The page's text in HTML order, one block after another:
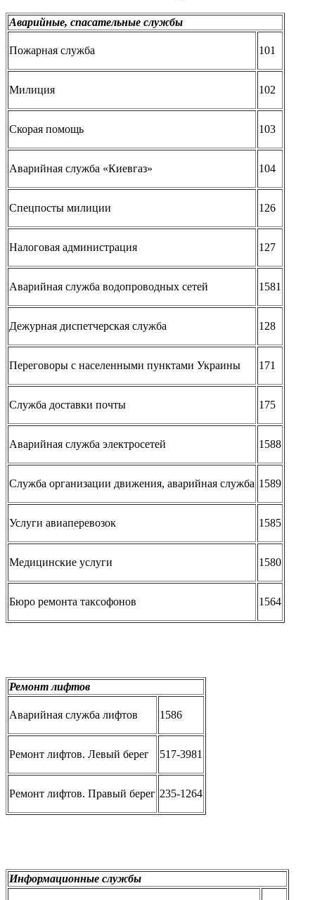
Аварийные, спасательные службы
Пожарная служба 101
Милиция 102
Скорая помощь 103
Аварийная служба «Киевгаз» 104
Спецпосты милиции 126
Налоговая администрация 127
Аварийная служба водопроводных сетей 1581
Дежурная диспетчерская служба 128
Переговоры с населенными пунктами Украины 171
Служба доставки почты 175
Аварийная служба электросетей 1588
Служба организации движения, аварийная служба 1589
Услуги авиаперевозок 1585
Медицинские услуги 1580
Бюро ремонта таксофонов 1564
Ремонт лифтов
Аварийная служба лифтов 1586
Ремонт лифтов. Левый берег 517-3981
Ремонт лифтов. Правый берег 235-1264
Информационные службы